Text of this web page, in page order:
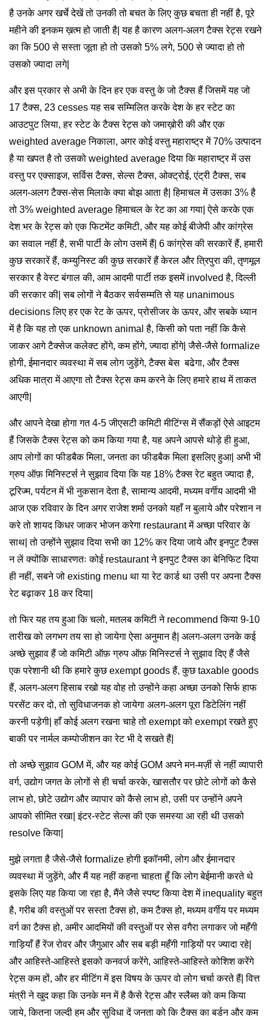
है उनके अगर खर्चे देखें तो उनकी तो बचत के लिए कुछ बचता ही नहीं है, पूरे
महीने की इनकम ख़त्म हो जाती है| यह है कारण अलग-अलग टैक्स रेट्स रखने
का कि 500 से सस्ता जूता हो तो उसको 5% लगे, 500 से ज्यादा हो तो
उसको ज्यादा लगे|
और इस प्रकार से अभी के दिन हर एक वस्तु के जो टैक्स हैं जिसमें यह जो
17 टैक्स, 23 cesses यह सब सम्मिलित करके देश के हर स्टेट का
आउटपुट लिया, हर स्टेट के टैक्स रेट्स को जमाख़ोरी की और एक
weighted average निकाला, अगर कोई वस्तु महाराष्ट्र में 70% उत्पादन
है या खपत है तो उसको weighted average दिया कि महाराष्ट्र में उस
वस्तु पर एक्साइज, सर्विस टैक्स, सेल्स टैक्स, ओक्ट्रोई, एंट्री टैक्स, सब
अलग-अलग टैक्स-सेस मिलाके क्या बोझ आता है| हिमाचल में उसका 3% है
तो 3% weighted average हिमाचल के रेट का आ गया| ऐसे करके एक
देश भर के रेट्स को एक फिटमेंट कमिटी, और यह कोई बीजेपी और कांग्रेस
का सवाल नहीं है, सभी पार्टी के लोग उसमें हैं| 6 कांग्रेस की सरकारें हैं, हमारी
कुछ सरकारें हैं, कम्युनिस्ट की कुछ सरकारें हैं केरल और त्रिपुरा की, तृणमूल
सरकार है वेस्ट बंगाल की, आम आदमी पार्टी तक इसमें involved है, दिल्ली
की सरकार की| सब लोगों ने बैठकर सर्वसम्मति से यह unanimous
decisions लिए हर एक रेट के ऊपर, प्रोसीजर के ऊपर, और सबके ध्यान
में है कि यह तो एक unknown animal है, किसी को पता नहीं कि कैसे
जाकर आगे टैक्सेज कलेक्ट होंगे, कम होंगे, ज्यादा होंगे| जैसे-जैसे formalize
होगी, ईमानदार व्यवस्था में सब लोग जुड़ेंगे, टैक्स बेस बढेगा, और टैक्स
अधिक मात्रा में आएगा तो टैक्स रेट्स कम करने के लिए हमारे हाथ में ताकत
आएगी|
और आपने देखा होगा गत 4-5 जीएसटी कमिटी मीटिंग्स में सैंकड़ों ऐसे आइटम
हैं जिसके टैक्स रेट्स को कम किया गया है, यह अपने आपसे थोड़े ही हुआ,
आप लोगों का फीडबैक मिला, जनता का फीडबैक मिला इसलिए हुआ| अभी भी
ग्रुप ऑफ़ मिनिस्टर्स ने सुझाव दिया कि यह 18% टैक्स रेट बहुत ज्यादा है,
टूरिज्म, पर्यटन में भी नुकसान देता है, सामान्य आदमी, मध्यम वर्गीय आदमी भी
आज एक रविवार के दिन अगर राजेश शर्मा उनको यहाँ न बुलाये और परेशान न
करे तो शायद किधर जाकर भोजन करेगा restaurant में अच्छा परिवार के
साथ| तो उन्होंने सुझाव दिया सभी का 12% कर दिया जाये और इनपुट टैक्स
न लें क्योंकि साधारणतः कोई restaurant ने इनपुट टैक्स का बेनिफिट दिया
ही नहीं, सबने जो existing menu था या रेट कार्ड था उसी पर अपना टैक्स
रेट बढ़ाकर 18 कर दिया|
तो फिर यह तय हुआ कि चलो, मतलब कमिटी ने recommend किया 9-10
तारीख को लगभग तय सा हो जायेगा ऐसा अनुमान है| अलग-अलग उनके कई
अच्छे सुझाव हैं जो कमिटी ऑफ़ ग्रुप ऑफ़ मिनिस्टर्स ने सुझाव दिए हैं जैसे
एक परेशानी थी कि हमारे कुछ exempt goods हैं, कुछ taxable goods
हैं, अलग-अलग हिसाब रखो यह वोह तो उन्होंने कहा अच्छा उनको सिर्फ हाफ
परसेंट कर दो, तो सुविधाजनक हो जायेगा अलग-अलग पूरा डिटेलिंग नहीं
करनी पड़ेगी| हाँ कोई अलग रखना चाहे तो exempt को exempt रखते हुए
बाकी पर नार्मल कम्पोजीशन का रेट भी दे सखते हैं|
तो अच्छे सुझाव GOM में, और यह कोई GOM अपने मन-मर्ज़ी से नहीं व्यापारी
वर्ग, उद्योग जगत के लोगों से ही चर्चा करके, खासतौर पर छोटे लोगों को कैसे
लाभ हो, छोटे उद्योग और व्यापार को कैसे लाभ हो, उसी पर उन्होंने अपने
आपको सीमित रखा| इंटर-स्टेट सेल्स की एक समस्या आ रही थी उसको
resolve किया|
मुझे लगता है जैसे-जैसे formalize होगी इकॉनमी, लोग और ईमानदार
व्यवस्था में जुड़ेंगे, और मैं यह नहीं कहना चाहता हूँ कि लोग बेईमानी करते थे
इसके लिए यह किया जा रहा है, मैंने जैसे स्पष्ट किया देश में inequality बहुत
है, गरीब की वस्तुओं पर सस्ता टैक्स हो, कम टैक्स हो, मध्यम वर्गीय पर मध्यम
वर्ग का टैक्स हो, अमीर आदमियों की वस्तुओं पर सेस वगैरा लगाकर जो महँगी
गाड़ियाँ हैं रेंज रोवर और जैगुआर और सब बड़ी महँगी गाड़ियों पर ज्यादा रहे|
और आहिस्ते-आहिस्ते इसको कनवर्ज करेंगे, आहिस्ते-आहिस्ते कोशिश करेंगे
रेट्स कम हों, और हर मीटिंग में इस विषय के ऊपर वो लोग चर्चा करते हैं| वित्त
मंत्री ने खुद कहा कि उनके मन में है कैसे रेट्स और स्लैब्स को कम किया
जाये, कितना जल्दी हम और सुविधा दें जनता को कि टैक्स का बर्डन और कम